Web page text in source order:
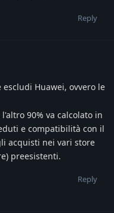
Reply
Huawei, ovvero le
90% va calcolato in
e compatibilità con il
acquisti nei vari store
preesistenti.
Reply